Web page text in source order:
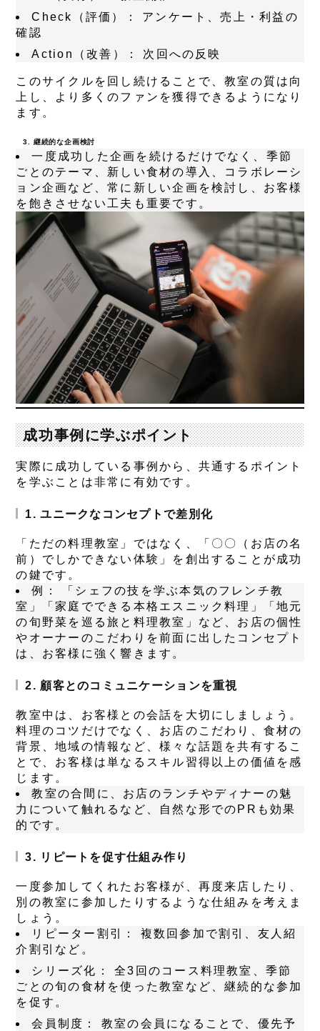
Check（評価）：
アンケート、売上・利益の
確認
Action（改善）：
次回への反映
このサイクルを回し続けることで、教室の質は向
上し、より多くのファンを獲得できるようになり
ます。
3. 継続的な企画検討
一度成功した企画を続けるだけでなく、季節
ごとのテーマ、新しい食材の導入、コラボレーシ
ョン企画など、常に新しい企画を検討し、お客様
を飽きさせない工夫も重要です。
成功事例に学ぶポイント
実際に成功している事例から、共通するポイント
を学ぶことは非常に有効です。
1. ユニークなコンセプトで差別化
「ただの料理教室」ではなく、「〇〇（お店の名
前）でしかできない体験」を創出することが成功
の鍵です。
例：
「シェフの技を学ぶ本気のフレンチ教
室」「家庭でできる本格エスニック料理」「地元
の旬野菜を巡る旅と料理教室」など、お店の個性
やオーナーのこだわりを前面に出したコンセプト
は、お客様に強く響きます。
2. 顧客とのコミュニケーションを重視
教室中は、お客様との会話を大切にしましょう。
料理のコツだけでなく、お店のこだわり、食材の
背景、地域の情報など、様々な話題を共有するこ
とで、お客様は単なるスキル習得以上の価値を感
じます。
教室の合間に、お店のランチやディナーの魅
力について触れるなど、自然な形でのPRも効果
的です。
3. リピートを促す仕組み作り
一度参加してくれたお客様が、再度来店したり、
別の教室に参加したりするような仕組みを考えま
しょう。
リピーター割引：
複数回参加で割引、友人紹
介割引など。
シリーズ化：
全3回のコース料理教室、季節
ごとの旬の食材を使った教室など、継続的な参加
を促す。
会員制度：
教室の会員になることで、優先予